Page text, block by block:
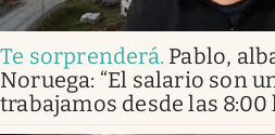
Te sorprenderá. Pablo,
Noruega: “El salario son
trabajamos desde las 8:00